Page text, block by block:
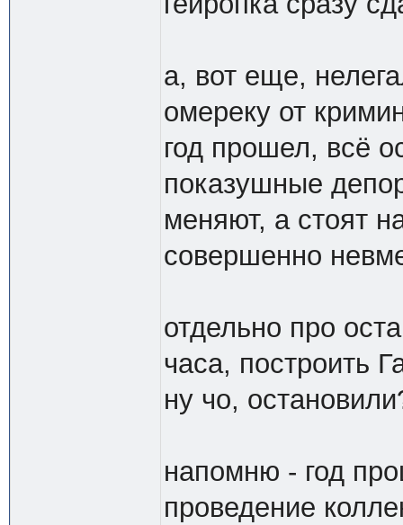
а, вот еще,
омереку от
год прошел, всё
показушные
меняют, а стоят
совершенно
отдельно про
часа, построить
ну чо,
напомню - год
проведение